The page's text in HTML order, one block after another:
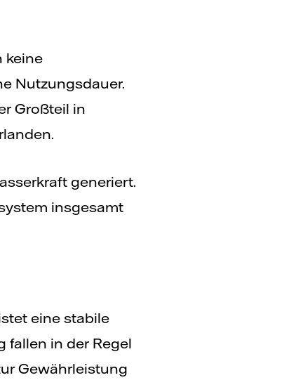
keine
Nutzungsdauer.
Großteil in
generiert.
insgesamt
eine stabile
fallen in der Regel
Gewährleistung